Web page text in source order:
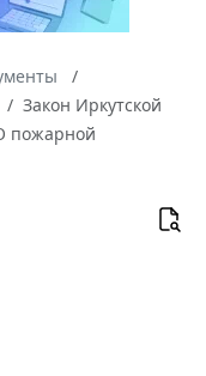
Закон Иркутской
пожарной